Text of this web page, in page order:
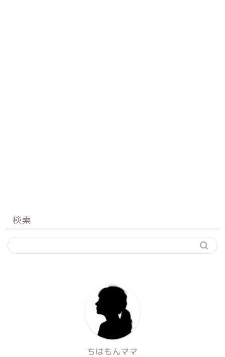
検索
ちはもんママ